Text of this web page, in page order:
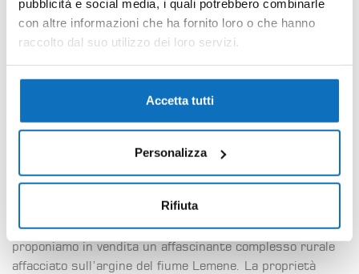
pubblicità e social media, i quali potrebbero combinarle
con altre informazioni che ha fornito loro o che hanno
raccolto dal suo utilizzo dei loro servizi.
Accetta tutti
Personalizza
Rifiuta
Panoramica
Nella splendida campagna di Caorle, nel caratteristico
borgo di Marango, in posizione strategica e comoda alle
principali vie di comunicazione e alle spiagge del litorale,
proponiamo in vendita un affascinante complesso rurale
affacciato sull’argine del fiume Lemene. La proprietà